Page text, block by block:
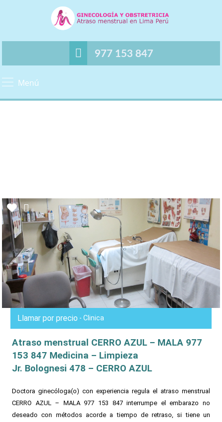
977 153 847
Menú
Llamar por precio - Clinica
Atraso menstrual CERRO AZUL – MALA 977
153 847 Medicina – Limpieza
Jr. Bolognesi 478 – CERRO AZUL
Doctora ginecóloga(o) con experiencia regula el atraso menstrual
CERRO AZUL – MALA 977 153 847 interrumpe el embarazo no
deseado con métodos acorde a tiempo de retraso, si tiene un